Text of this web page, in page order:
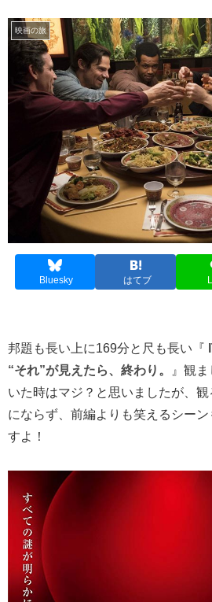
映画の旅
Bluesky はてブ
邦題も長い上に169分と尺も長い『
“それ”が見えたら、終わり。
』観
いた時はマジ？と思いましたが、
にならず、前編よりも笑えるシー
すよ！